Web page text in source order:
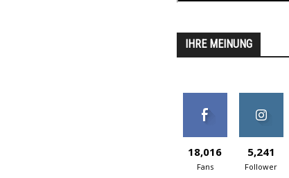
IHRE MEINUNG
18,016
Fans
5,241
Follower